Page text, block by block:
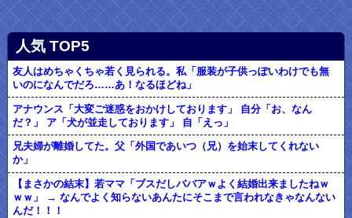
人気 TOP5
友人はめちゃくちゃ若く見られる。私「服装が子供っぽいわけでも無
いのになんでだろ……あ！なるほどね」
アナウンス「大変ご迷惑をおかけしております」 自分「お、なん
だ？」 ア「犬が並走しております」 自「えっ」
兄夫婦が離婚してた。父「外国であいつ（兄）を始末してくれない
か」
【まさかの結末】若ママ「ブスだしババアｗよく結婚出来ましたねｗ
ｗｗ」 → なんでよく知らないあんたにそこまで言われなきゃなんない
んだ！！！